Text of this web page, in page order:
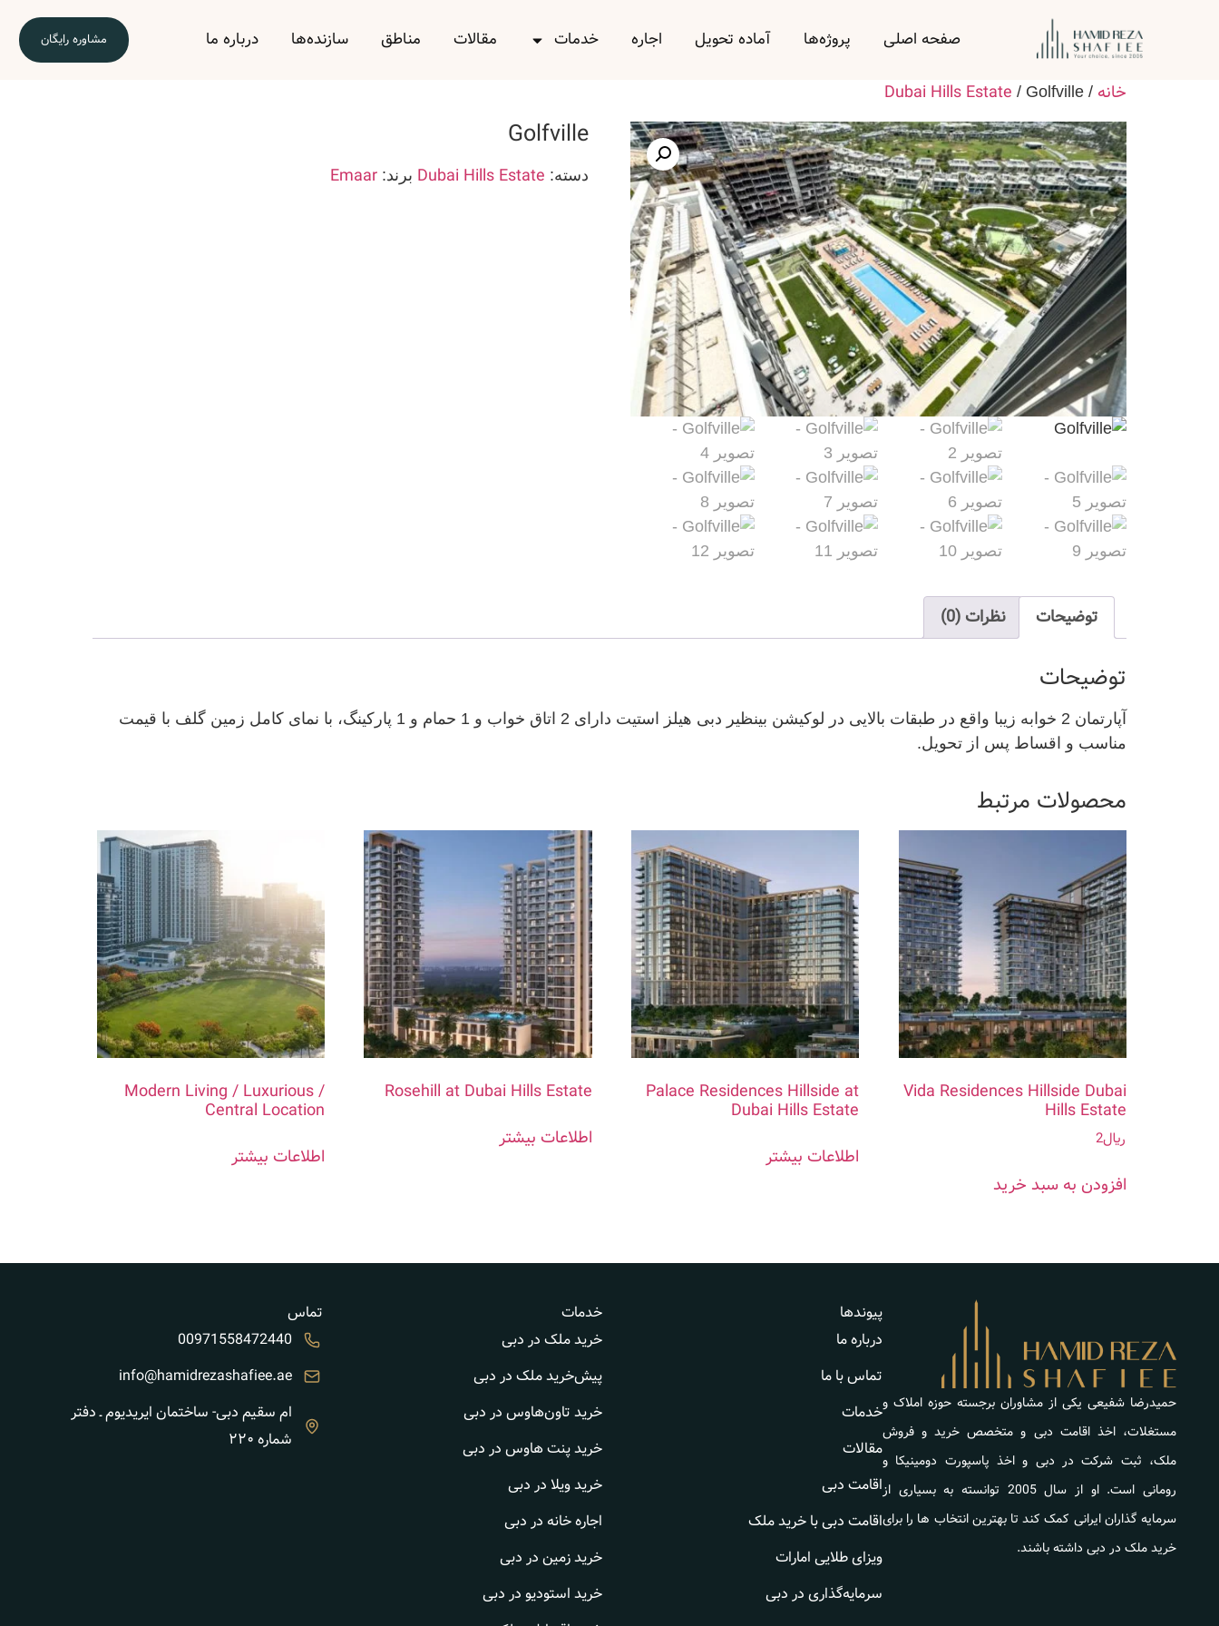
صفحه اصلی پروژه‌ها آماده تحویل اجاره خدمات مقالات مناطق سازنده‌ها درباره ما مشاوره رایگان
خانه /
Dubai Hills Estate / Golfville
Golfville
دسته: Dubai Hills Estate برند: Emaar
توضیحات نظرات (0)
توضیحات
آپارتمان 2 خوابه زیبا واقع در طبقات بالایی در لوکیشن بینظیر دبی هیلز استیت دارای 2 اتاق خواب و 1 حمام و 1 پارکینگ، با نمای کامل زمین گلف با قیمت
مناسب و اقساط پس از تحویل.
محصولات مرتبط
Vida Residences Hillside Dubai
Hills Estate
﷼2
افزودن به سبد خرید
Palace Residences Hillside at
Dubai Hills Estate
اطلاعات بیشتر
Rosehill at Dubai Hills Estate
اطلاعات بیشتر
Modern Living / Luxurious /
Central Location
اطلاعات بیشتر
حمیدرضا شفیعی یکی از مشاوران برجسته حوزه املاک و
مستغلات، اخذ اقامت دبی و متخصص خرید و فروش
ملک، ثبت شرکت در دبی و اخذ پاسپورت دومینیکا و
رومانی است. او از سال 2005 توانسته به بسیاری از
سرمایه گذاران ایرانی کمک کند تا بهترین انتخاب ها را برای
خرید ملک در دبی داشته باشند.
پیوندها
درباره ما
تماس با ما
خدمات
مقالات
اقامت دبی
اقامت دبی با خرید ملک
ویزای طلایی امارات
سرمایه‌گذاری در دبی
خدمات
خرید ملک در دبی
پیش‌خرید ملک در دبی
خرید تاون‌هاوس در دبی
خرید پنت هاوس در دبی
خرید ویلا در دبی
اجاره خانه در دبی
خرید زمین در دبی
خرید استودیو در دبی
تماس
00971558472440
info@hamidrezashafiee.ae
ام سقیم دبی- ساختمان ایریدیوم ـ دفتر
شماره ۲۲۰